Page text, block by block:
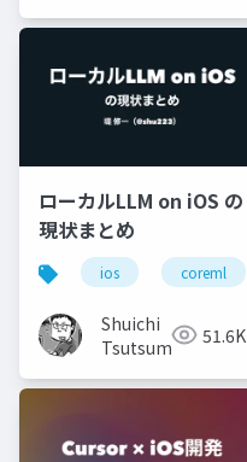
ローカルLLM on iOS の
現状まとめ
ios coreml
Shuichi
Tsutsumi
51.6K